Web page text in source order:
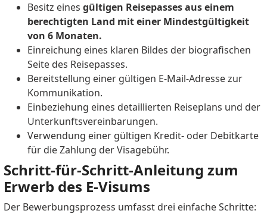
Besitz eines gültigen Reisepasses aus einem
berechtigten Land mit einer Mindestgültigkeit
von 6 Monaten.
Einreichung eines klaren Bildes der biografischen
Seite des Reisepasses.
Bereitstellung einer gültigen E-Mail-Adresse zur
Kommunikation.
Einbeziehung eines detaillierten Reiseplans und der
Unterkunftsvereinbarungen.
Verwendung einer gültigen Kredit- oder Debitkarte
für die Zahlung der Visagebühr.
Schritt-für-Schritt-Anleitung zum
Erwerb des E-Visums
Der Bewerbungsprozess umfasst drei einfache Schritte: